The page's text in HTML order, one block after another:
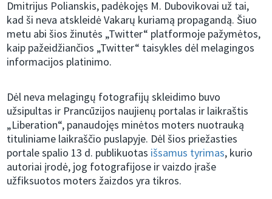
Dmitrijus Polianskis, padėkojęs M. Dubovikovai už tai,
kad ši neva atskleidė Vakarų kuriamą propagandą. Šiuo
metu abi šios žinutės „Twitter“ platformoje pažymėtos,
kaip pažeidžiančios „Twitter“ taisykles dėl melagingos
informacijos platinimo.
Dėl neva melagingų fotografijų skleidimo buvo
užsipultas ir Prancūzijos naujienų portalas ir laikraštis
„Liberation“, panaudojęs minėtos moters nuotrauką
tituliniame laikraščio puslapyje. Dėl šios priežasties
portale spalio 13 d. publikuotas išsamus tyrimas, kurio
autoriai įrodė, jog fotografijose ir vaizdo įraše
užfiksuotos moters žaizdos yra tikros.